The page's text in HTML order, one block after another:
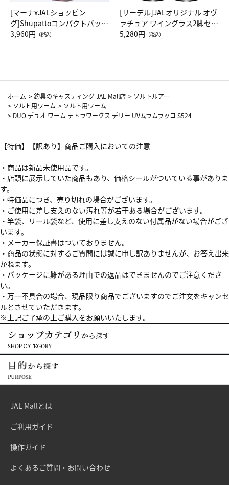
[マーナxJALショッピン
グ]Shupattoコンパクトバッグ
Drop JAL客室乗務員（LC）ス
3,960円 （税込）
[リーデル]JALオリジナル オヴ
ァチュア ワイングラス2脚セッ
ト（レッドワイン）
5,280円 （税込）
ホーム >釣具のキャスティング JAL Mall店 > ソルトルアー
> ソルト用ワーム > ソルト用ワーム
> DUO デュオ ワーム テトラワークス デリー UVムラムラッコ S524
【特価】【訳あり】商品ご購入においての注意
・商品は新品未使用品です。
・店頭に展示していた商品もあり、価格シールがついている事がありま
す。
・特価品につき、売り切れの場合がございます。
・ご使用に差し支えのない汚れ等が若干ある場合がございます。
・竿袋、リール袋など、使用に差し支えのない付属品がない場合がござ
います。
・メーカー保証書はついておりません。
・商品の状態に対するご質問には誠に申し訳ありませんが、お答え出来
かねます。
・パッケージに難がある理由での返品はできませんのでご注意くださ
い。
・万一不具合の場合、現品限り商品でございますのでご注文をキャンセ
ルとさせていただきます。
※上記ご了承の上ご購入をお願いいたします。
JAL Mallとは
ご利用ガイド
操作ガイド
よくあるご質問・お問い合わせ